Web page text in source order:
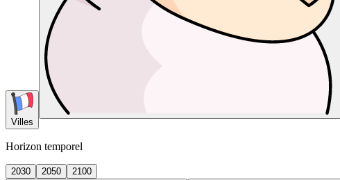
Villes
Horizon temporel
2030 2050
2100